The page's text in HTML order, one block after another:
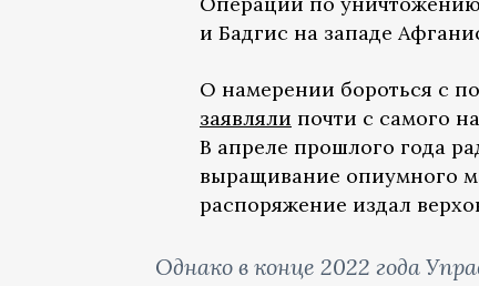
и Бадгис на западе
О намерении бороться с
заявляли почти с самого
В апреле прошлого года
выращивание опиумного
распоряжение издал
Однако в конце 2022 года